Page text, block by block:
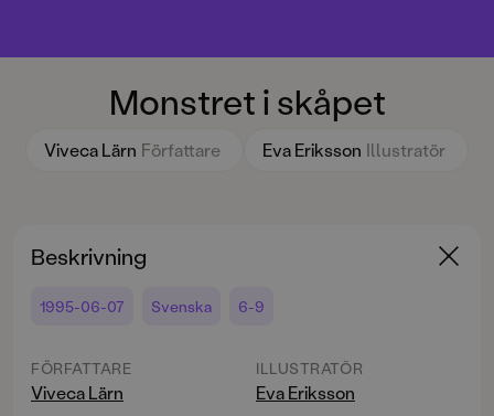
Monstret i skåpet
Viveca Lärn Författare Eva Eriksson Illustratör
Beskrivning
1995-06-07 Svenska 6-9
FÖRFATTARE
Viveca Lärn
ILLUSTRATÖR
Eva Eriksson